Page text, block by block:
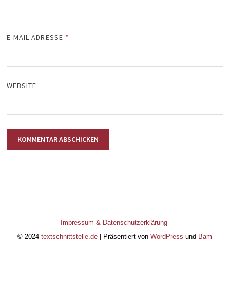
E-MAIL-ADRESSE *
WEBSITE
Impressum & Datenschutzerklärung
© 2024textschnittstelle.de | Präsentiert vonWordPress und Bam